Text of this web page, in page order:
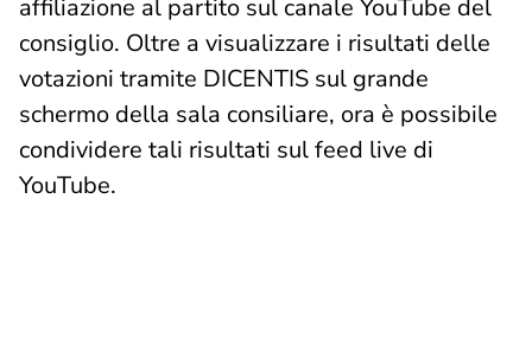
affiliazione al partito sul canale YouTube del
consiglio. Oltre a visualizzare i risultati delle
votazioni tramite DICENTIS sul grande
schermo della sala consiliare, ora è possibile
condividere tali risultati sul feed live di
YouTube.